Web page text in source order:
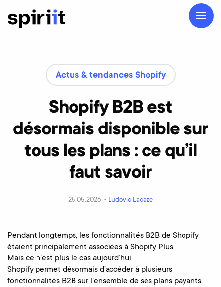
Actus & tendances Shopify
Shopify B2B est
désormais disponible sur
tous les plans : ce qu’il
faut savoir
25.05.2026 • Ludovic Lacaze
Pendant longtemps, les fonctionnalités B2B de Shopify
étaient principalement associées à Shopify Plus.
Mais ce n’est plus le cas aujourd’hui.
Shopify permet désormais d’accéder à plusieurs
fonctionnalités B2B sur l’ensemble de ses plans payants.